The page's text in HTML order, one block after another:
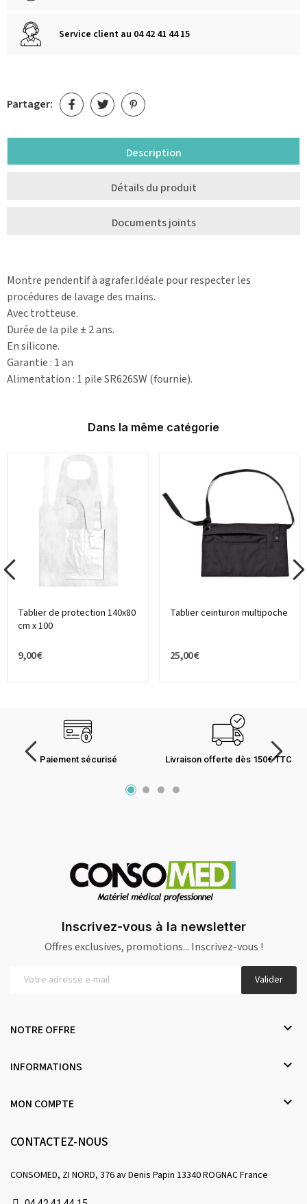
Service client au 04 42 41 44 15
Partager:
Description
Détails du produit
Documents joints
Montre pendentif à agrafer.Idéale pour respecter les
procédures de lavage des mains.
Avec trotteuse.
Durée de la pile ± 2 ans.
En silicone.
Garantie : 1 an
Alimentation : 1 pile SR626SW (fournie).
Dans la même catégorie
Tablier de protection 140x80
cm x 100
9,00 €
Tablier ceinturon multipoche
25,00 €
Paiement sécurisé Livraison offerte dès 150€ TTC
Inscrivez-vous à la newsletter
Offres exclusives, promotions... Inscrivez-vous !
Valider
NOTRE OFFRE 
INFORMATIONS 
MON COMPTE 
CONTACTEZ-NOUS
CONSOMED, ZI NORD, 376 av Denis Papin 13340 ROGNAC France